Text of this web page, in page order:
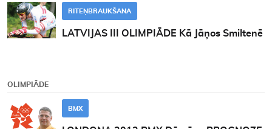
RITEŅBRAUKŠANA
LATVIJAS III OLIMPIĀDE Kā Jāņos Smiltenē
OLIMPIĀDE
BMX